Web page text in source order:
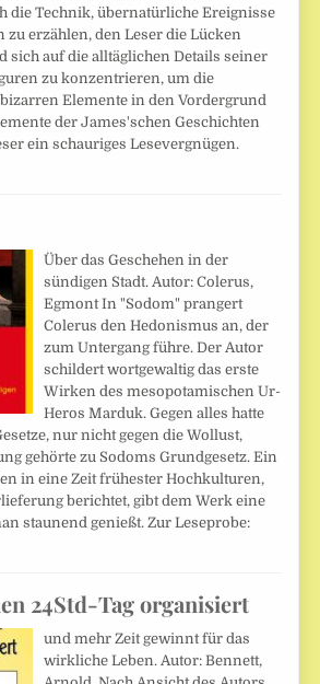
die Technik, übernatürliche Ereignisse
zu erzählen, den Leser die Lücken
sich auf die alltäglichen Details seiner
zu konzentrieren, um die
Elemente in den Vordergrund
der James'schen Geschichten
ein schauriges Lesevergnügen.
Über das Geschehen in der
sündigen Stadt. Autor: Colerus,
Egmont In "Sodom" prangert
Colerus den Hedonismus an, der
zum Untergang führe. Der Autor
schildert wortgewaltig das erste
Wirken des mesopotamischen Ur-
Heros Marduk. Gegen alles hatte
nur nicht gegen die Wollust,
gehörte zu Sodoms Grundgesetz. Ein
in eine Zeit frühester Hochkulturen,
berichtet, gibt dem Werk eine
staunend genießt. Zur Leseprobe:
24Std-Tag organisiert
und mehr Zeit gewinnt für das
wirkliche Leben. Autor: Bennett,